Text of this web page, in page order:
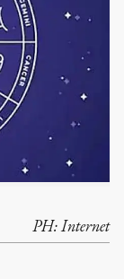
PH:Internet